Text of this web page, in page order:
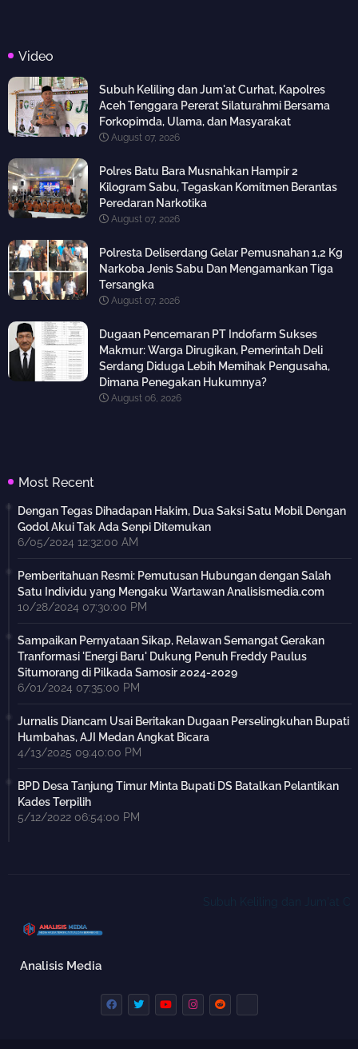
Video
Subuh Keliling dan Jum'at Curhat, Kapolres
Aceh Tenggara Pererat Silaturahmi Bersama
Forkopimda, Ulama, dan Masyarakat
August 07, 2026
Polres Batu Bara Musnahkan Hampir 2
Kilogram Sabu, Tegaskan Komitmen Berantas
Peredaran Narkotika
August 07, 2026
Polresta Deliserdang Gelar Pemusnahan 1,2 Kg
Narkoba Jenis Sabu Dan Mengamankan Tiga
Tersangka
August 07, 2026
Dugaan Pencemaran PT Indofarm Sukses
Makmur: Warga Dirugikan, Pemerintah Deli
Serdang Diduga Lebih Memihak Pengusaha,
Dimana Penegakan Hukumnya?
August 06, 2026
Most Recent
Dengan Tegas Dihadapan Hakim, Dua Saksi Satu Mobil Dengan
Godol Akui Tak Ada Senpi Ditemukan
6/05/2024 12:32:00 AM
Pemberitahuan Resmi: Pemutusan Hubungan dengan Salah
Satu Individu yang Mengaku Wartawan Analisismedia.com
10/28/2024 07:30:00 PM
Sampaikan Pernyataan Sikap, Relawan Semangat Gerakan
Tranformasi 'Energi Baru' Dukung Penuh Freddy Paulus
Situmorang di Pilkada Samosir 2024-2029
6/01/2024 07:35:00 PM
Jurnalis Diancam Usai Beritakan Dugaan Perselingkuhan Bupati
Humbahas, AJI Medan Angkat Bicara
4/13/2025 09:40:00 PM
BPD Desa Tanjung Timur Minta Bupati DS Batalkan Pelantikan
Kades Terpilih
5/12/2022 06:54:00 PM
Analisis Media